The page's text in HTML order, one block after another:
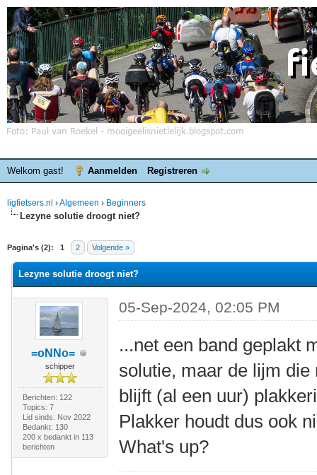
Welkom gast! Aanmelden Registreren
ligfietsers.nl ›Algemeen › Beginners
Lezyne solutie droogt niet?
Pagina's (2): 1 2 Volgende »
waardering is 0
Lezyne solutie droogt niet?
=oNNo=
schipper
Berichten: 122
Topics: 7
Lid sinds: Nov 2022
Bedankt: 130
200 x bedankt in 113
berichten
05-Sep-2024, 02:05 PM
...net een band geplakt
solutie, maar de lijm
blijft (al een uur)
Plakker houdt dus ook
What's up?